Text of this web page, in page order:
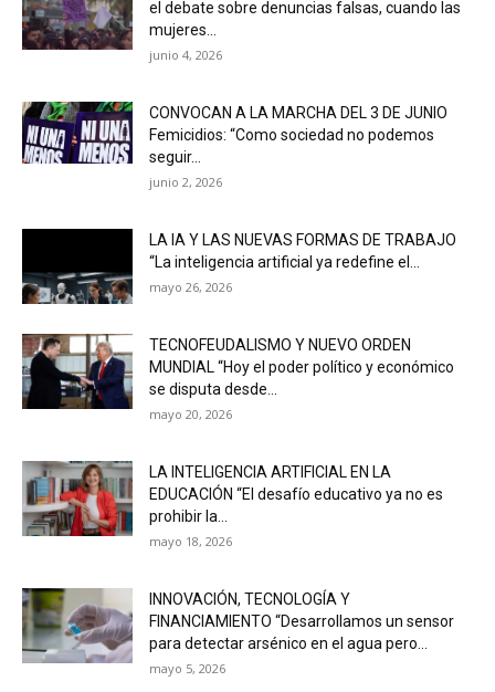
el debate sobre denuncias falsas, cuando las
mujeres...
junio 4, 2026
CONVOCAN A LA MARCHA DEL 3 DE JUNIO
Femicidios: “Como sociedad no podemos
seguir...
junio 2, 2026
LA IA Y LAS NUEVAS FORMAS DE TRABAJO
“La inteligencia artificial ya redefine el...
mayo 26, 2026
TECNOFEUDALISMO Y NUEVO ORDEN
MUNDIAL “Hoy el poder político y económico
se disputa desde...
mayo 20, 2026
LA INTELIGENCIA ARTIFICIAL EN LA
EDUCACIÓN “El desafío educativo ya no es
prohibir la...
mayo 18, 2026
INNOVACIÓN, TECNOLOGÍA Y
FINANCIAMIENTO “Desarrollamos un sensor
para detectar arsénico en el agua pero...
mayo 5, 2026